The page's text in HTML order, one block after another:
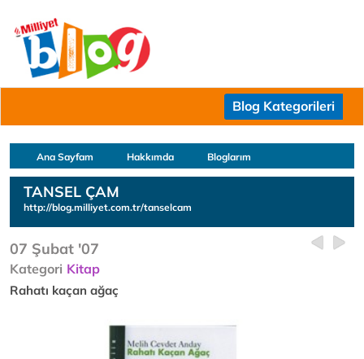
Blog Kategorileri
Ana Sayfam Hakkımda Bloglarım
TANSEL ÇAM
http://blog.milliyet.com.tr/tanselcam
07 Şubat '07
Kategori Kitap
Rahatı kaçan ağaç